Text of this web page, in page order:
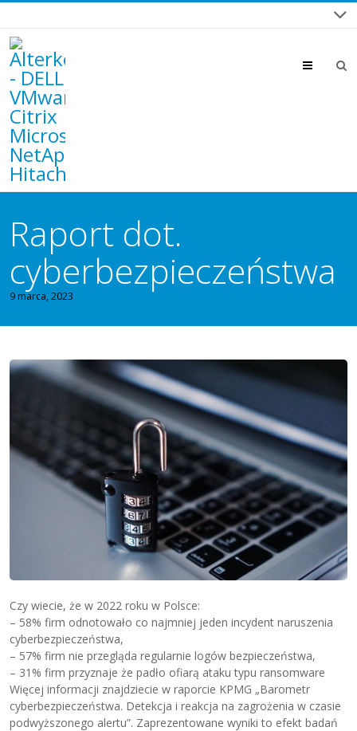
Menu
Raport dot.
cyberbezpieczeństwa
9 marca, 2023
Czy wiecie, że w 2022 roku w Polsce:
– 58% firm odnotowało co najmniej jeden incydent naruszenia
cyberbezpieczeństwa,
– 57% firm nie przegląda regularnie logów bezpieczeństwa,
– 31% firm przyznaje że padło ofiarą ataku typu ransomware
Więcej informacji znajdziecie w raporcie KPMG „Barometr
cyberbezpieczeństwa. Detekcja i reakcja na zagrożenia w czasie
podwyższonego alertu”. Zaprezentowane wyniki to efekt badań